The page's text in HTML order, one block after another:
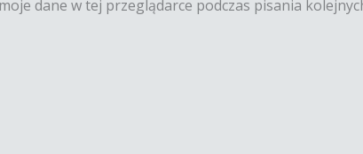
dane w tej przeglądarce podczas pisania